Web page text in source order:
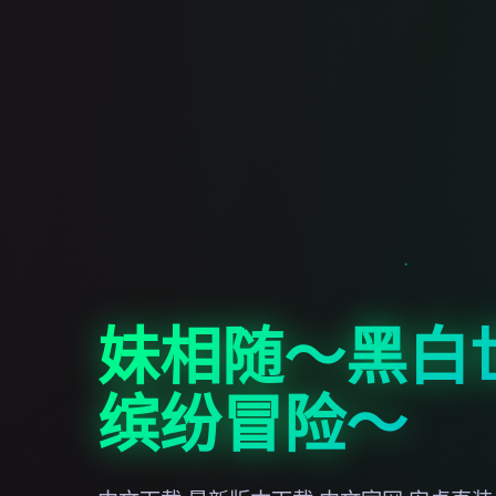
妹相随～黑白
缤纷冒险～